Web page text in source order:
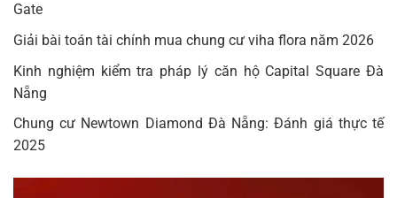
Gate
Giải bài toán tài chính mua chung cư viha flora năm 2026
Kinh nghiệm kiểm tra pháp lý căn hộ Capital Square Đà
Nẵng
Chung cư Newtown Diamond Đà Nẵng: Đánh giá thực tế
2025